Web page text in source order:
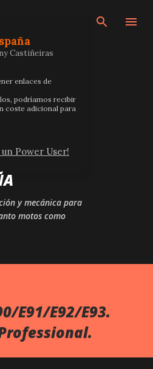
Castiñeiras
enlaces de
podríamos recibir
coste adicional para
Power User!
y mecánica para
motos como
E91/E92/E93.